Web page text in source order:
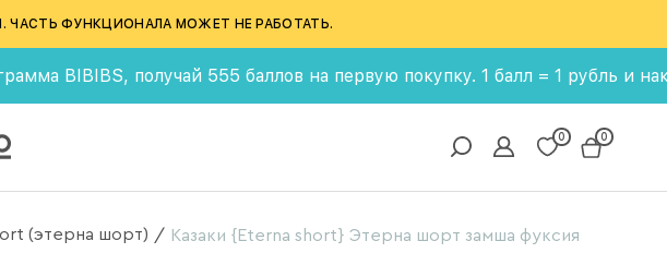
ЧАСТЬ ФУНКЦИОНАЛА МОЖЕТ НЕ РАБОТАТЬ.
получай 555 баллов на первую покупку. 1 балл = 1 рубль и
0 0
(этерна шорт) / Казаки {Eterna short} Этерна шорт замша фуксия